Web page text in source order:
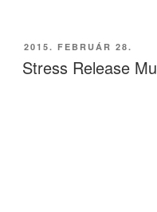
BEKÜLDVE:
2015. FEBRUÁR 28.
Stress Release